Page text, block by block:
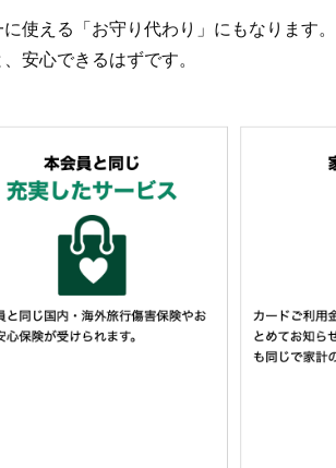
使える「お守り代わり」にもなります
安心できるはずです。